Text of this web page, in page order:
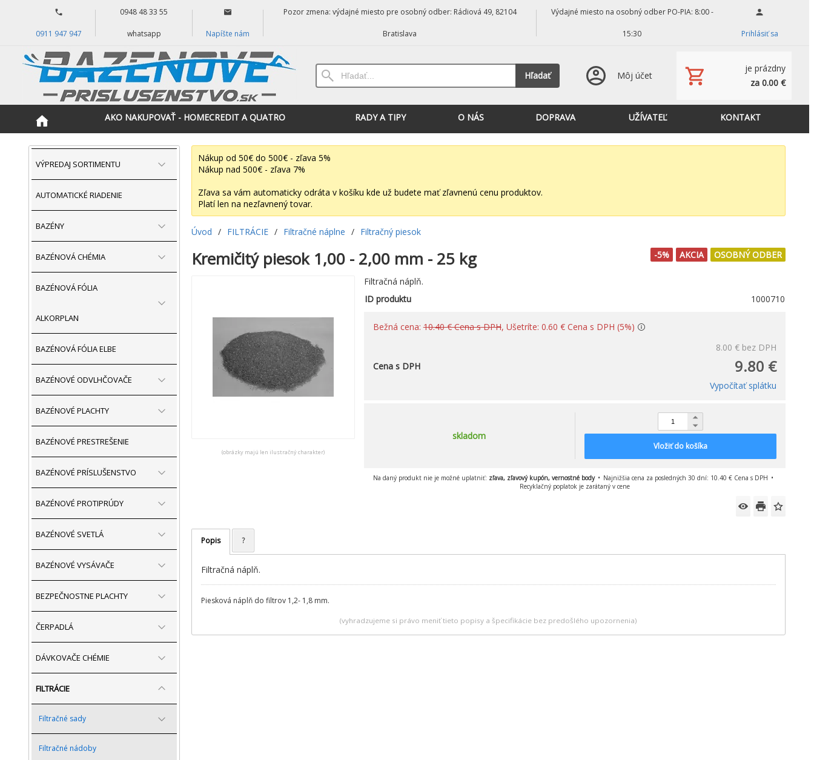
0911 947 947
0948 48 33 55
whatsapp Napíšte nám
Pozor zmena: výdajné miesto pre osobný odber: Rádiová 49, 82104
Bratislava
Výdajné miesto na osobný odber PO-PIA: 8:00 -
15:30 Prihlásiť sa
Hľadať Môj účet
je prázdny
za 0.00 €
AKO NAKUPOVAŤ - HOMECREDIT A QUATRO RADY A TIPY O NÁS DOPRAVA UŽÍVATEĽ KONTAKT
VÝPREDAJ SORTIMENTU
AUTOMATICKÉ RIADENIE
BAZÉNY
BAZÉNOVÁ CHÉMIA
BAZÉNOVÁ FÓLIA
ALKORPLAN
BAZÉNOVÁ FÓLIA ELBE
BAZÉNOVÉ ODVLHČOVAČE
BAZÉNOVÉ PLACHTY
BAZÉNOVÉ PRESTREŠENIE
BAZÉNOVÉ PRÍSLUŠENSTVO
BAZÉNOVÉ PROTIPRÚDY
BAZÉNOVÉ SVETLÁ
BAZÉNOVÉ VYSÁVAČE
BEZPEČNOSTNE PLACHTY
ČERPADLÁ
DÁVKOVAČE CHÉMIE
FILTRÁCIE
Filtračné sady
Filtračné nádoby
Nákup od 50€ do 500€ - zľava 5%
Nákup nad 500€ - zľava 7%
Zľava sa vám automaticky odráta v košíku kde už budete mať zľavnenú cenu produktov.
Platí len na nezľavnený tovar.
Úvod / FILTRÁCIE / Filtračné náplne / Filtračný piesok
OSOBNÝ ODBER
AKCIA
-5%
Kremičitý piesok 1,00 - 2,00 mm - 25 kg
(obrázky majú len ilustračný charakter)
Filtračná náplň.
ID produktu
1000710
Bežná cena:10.40 € Cena s DPH, Ušetríte: 0.60 € Cena s DPH (5%)
8.00 € bez DPH
9.80 €
Cena s DPH
Vypočítať splátku
skladom
Vložiť do košíka
Na daný produkt nie je možné uplatniť: zľava, zľavový kupón, vernostné body
Najnižšia cena za posledných 30 dní: 10.40 € Cena s DPH
Recyklačný poplatok je zarátaný v cene
Popis ?
Filtračná náplň.
Piesková náplň do filtrov 1,2- 1,8 mm.
(vyhradzujeme si právo meniť tieto popisy a špecifikácie bez predošlého upozornenia)